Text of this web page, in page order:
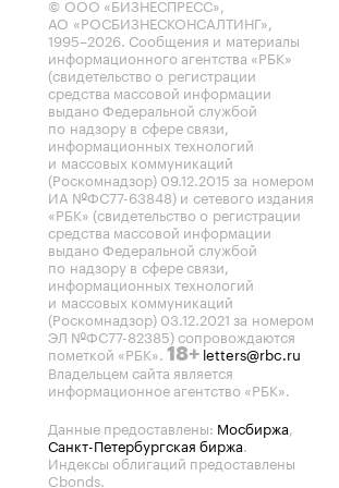
© ООО «БИЗНЕСПРЕСС»,
АО «РОСБИЗНЕСКОНСАЛТИНГ»,
1995–2026. Сообщения и материалы
информационного агентства «РБК»
(свидетельство о регистрации
средства массовой информации
выдано Федеральной службой
по надзору в сфере связи,
информационных технологий
и массовых коммуникаций
(Роскомнадзор) 09.12.2015 за номером
ИА №ФС77-63848) и сетевого издания
«РБК» (свидетельство о регистрации
средства массовой информации
выдано Федеральной службой
по надзору в сфере связи,
информационных технологий
и массовых коммуникаций
(Роскомнадзор) 03.12.2021 за номером
ЭЛ №ФС77-82385) сопровождаются
пометкой «РБК». 18+ letters@rbc.ru
Владельцем сайта является
информационное агентство «РБК».
Данные предоставлены: Мосбиржа,
Санкт-Петербургская биржа.
Индексы облигаций предоставлены
Cbonds.